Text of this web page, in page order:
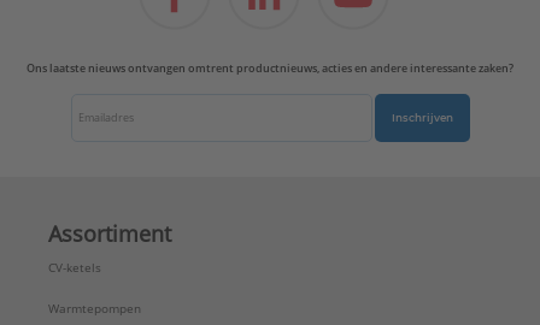
Ons laatste nieuws ontvangen omtrent productnieuws, acties en andere interessante zaken?
Inschrijven
Assortiment
CV-ketels
Warmtepompen